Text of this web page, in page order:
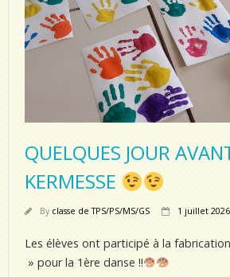
QUELQUES JOUR
KERMESSE
By classe de TPS/PS/MS/GS 1 juillet 2026
Les élèves ont participé à la
» pour la 1ère danse !!